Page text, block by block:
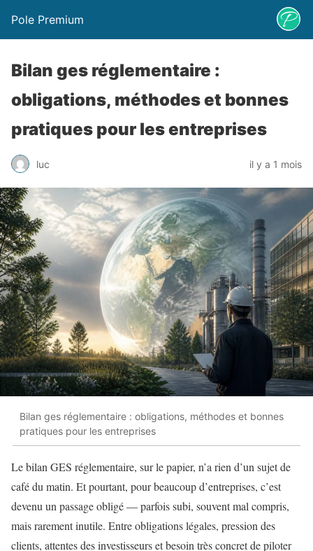
Pole Premium
Bilan ges réglementaire :
obligations, méthodes et bonnes
pratiques pour les entreprises
luc il y a 1 mois
Bilan ges réglementaire : obligations, méthodes et bonnes
pratiques pour les entreprises
Le bilan GES réglementaire, sur le papier, n’a rien d’un sujet de
café du matin. Et pourtant, pour beaucoup d’entreprises, c’est
devenu un passage obligé — parfois subi, souvent mal compris,
mais rarement inutile. Entre obligations légales, pression des
clients, attentes des investisseurs et besoin très concret de piloter